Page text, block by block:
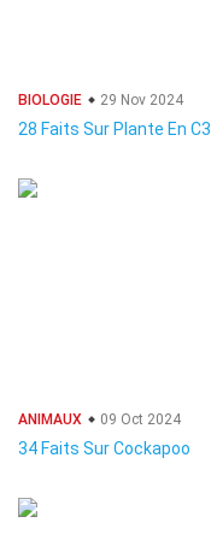
BIOLOGIE 29 Nov 2024
28 Faits Sur Plante En C3
ANIMAUX 09 Oct 2024
34 Faits Sur Cockapoo